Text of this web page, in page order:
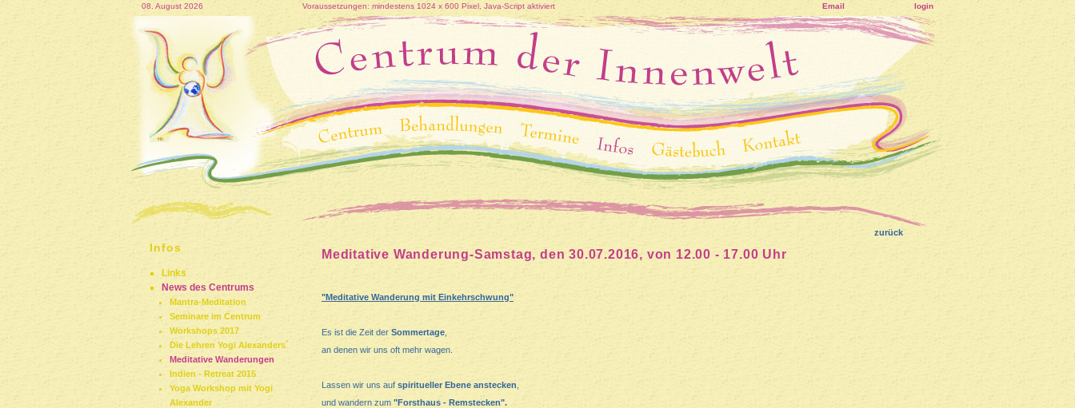
08. August 2026 Voraussetzungen: mindestens 1024 x 600 Pixel, Java-Script aktiviert Email login
Infos
Links
News des Centrums
Mantra-Meditation
Seminare im Centrum
Workshops 2017
Die Lehren Yogi Alexanders´
Meditative Wanderungen
Indien - Retreat 2015
Yoga Workshop mit Yogi
Alexander
zurück
Meditative Wanderung-Samstag, den 30.07.2016, von 12.00 - 17.00 Uhr
"Meditative Wanderung mit Einkehrschwung"
Es ist die Zeit der Sommertage
an denen wir uns oft mehr wagen.
Lassen wir uns auf spiritueller Ebene anstecken
und wandern zum "Forsthaus - Remstecken".